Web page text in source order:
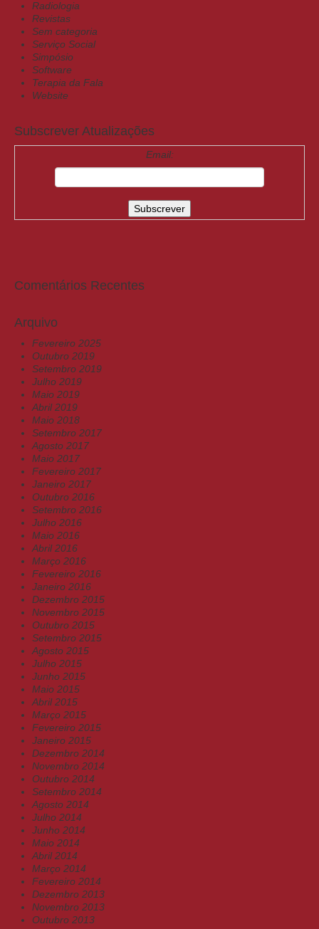
Radiologia
Revistas
Sem categoria
Serviço Social
Simpósio
Software
Terapia da Fala
Website
Subscrever Atualizações
Email:
Comentários Recentes
Arquivo
Fevereiro 2025
Outubro 2019
Setembro 2019
Julho 2019
Maio 2019
Abril 2019
Maio 2018
Setembro 2017
Agosto 2017
Maio 2017
Fevereiro 2017
Janeiro 2017
Outubro 2016
Setembro 2016
Julho 2016
Maio 2016
Abril 2016
Março 2016
Fevereiro 2016
Janeiro 2016
Dezembro 2015
Novembro 2015
Outubro 2015
Setembro 2015
Agosto 2015
Julho 2015
Junho 2015
Maio 2015
Abril 2015
Março 2015
Fevereiro 2015
Janeiro 2015
Dezembro 2014
Novembro 2014
Outubro 2014
Setembro 2014
Agosto 2014
Julho 2014
Junho 2014
Maio 2014
Abril 2014
Março 2014
Fevereiro 2014
Dezembro 2013
Novembro 2013
Outubro 2013